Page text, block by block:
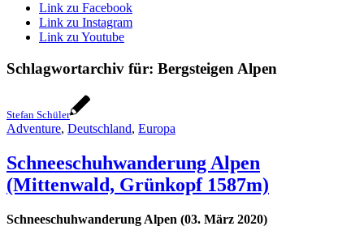
Link zu Facebook
Link zu Instagram
Link zu Youtube
Schlagwortarchiv für: Bergsteigen Alpen
Stefan Schüler
Adventure, Deutschland, Europa
Schneeschuhwanderung Alpen
(Mittenwald, Grünkopf 1587m)
Schneeschuhwanderung Alpen (03. März 2020)